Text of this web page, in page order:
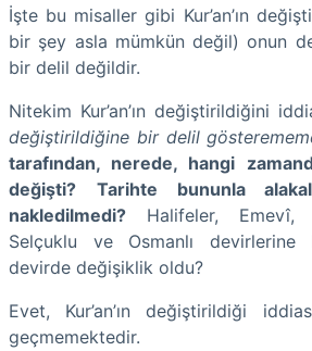
İşte bu misaller gibi Kur’an’ın
bir şey asla mümkün değil) onun
bir delil değildir.
Nitekim Kur’an’ın değiştirildiğini
değiştirildiğine bir delil
tarafından, nerede, hangi
değişti?
Tarihte bununla
nakledilmedi? Halifeler, Emevî,
Selçuklu ve Osmanlı devirlerine
devirde değişiklik oldu?
Evet, Kur’an’ın değiştirildiği
geçmemektedir.